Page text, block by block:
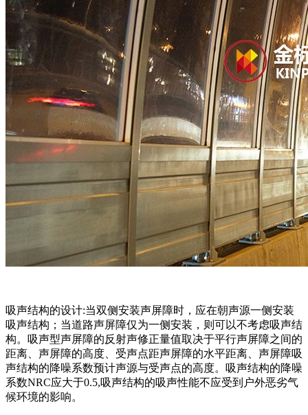
吸声结构的设计:当双侧安装声屏障时，应在朝声源一侧安装
吸声结构；当道路声屏障仅为一侧安装，则可以不考虑吸声结
构。吸声型声屏障的反射声修正量值取决于平行声屏障之间的
距离、声屏障的高度、受声点距声屏障的水平距离、声屏障吸
声结构的降噪系数预计声源与受声点的高度。吸声结构的降噪
系数NRC应大于0.5,吸声结构的吸声性能不应受到户外恶劣气
候环境的影响。